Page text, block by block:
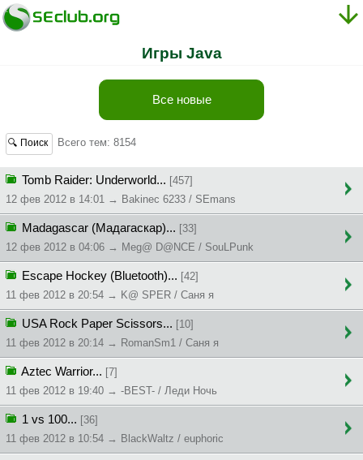
Игры Java
Все новые
🔍 Поиск Всего тем: 8154
Tomb Raider: Underworld... [457]
12 фев 2012 в 14:01 → Bakinec 6233 / SEmans
Madagascar (Мадагаскар)... [33]
12 фев 2012 в 04:06 → Meg@ D@NCE / SouLPunk
Escape Hockey (Bluetooth)... [42]
11 фев 2012 в 20:54 → K@ SPER / Caня я
USA Rock Paper Scissors... [10]
11 фев 2012 в 20:14 → RomanSm1 / Caня я
Aztec Warrior... [7]
11 фев 2012 в 19:40 → -BEST- / Леди Ночь
1 vs 100... [36]
11 фев 2012 в 10:54 → BlackWaltz / euphoric